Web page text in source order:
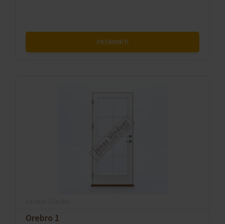
PASIRINKTI
Orebro 1